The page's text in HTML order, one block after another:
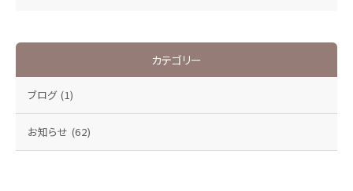
カテゴリー
ブログ (1)
お知らせ (62)